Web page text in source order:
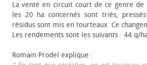
La vente en circuit court de ce genre
les 20 ha concernés sont triés,
résidus sont mis en tourteaux. Ce
Les rendements sont les suivants : 44 q/
Romain Prodel explique :